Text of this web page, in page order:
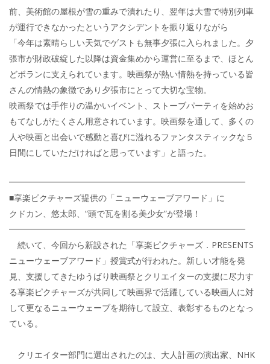
前、美術館の屋根が雪の重みで潰れたり、翌年は大雪で特別列車
が運行できなかったというアクシデントを振り返りながら
「今年は素晴らしい天気でゲストも無事夕張に入られました。夕
張市が財政破綻した以降は資金集めから運営に至るまで、ほとん
どボランに支えられています。映画祭が熱い情熱を持っている皆
さんの情熱の象徴であり夕張市にとって大切な宝物。
映画祭では手作りの温かいイベント、ストーブパーティを始めお
もてなしがたくさん用意されています。映画祭を通して、多くの
人や映画と出会いで感動と喜びに溢れるファンタスティックな５
日間にしていただければと思っています」と語った。
━━━━━━━━━━━━━━━━━━━━━━━━━━━━
■享楽ピクチャーズ提供の「ニューウェーブアワード」に
クドカン、悠太郎、“頭で瓦を割る美少女”が登場！
━━━━━━━━━━━━━━━━━━━━━━━━━━━━
続いて、今回から新設された「享楽ピクチャーズ．PRESENTS
ニューウェーブアワード」授賞式が行われた。新しい才能を発
見、支援してきたゆうばり映画祭とクリエイターの支援に尽力す
る享楽ピクチャーズが共同して映画界で活躍している映画人に対
して更なるニューウェーブを期待して設立、表彰するものとなっ
ている。
クリエイター部門に選出されたのは、大人計画の演出家、NHK